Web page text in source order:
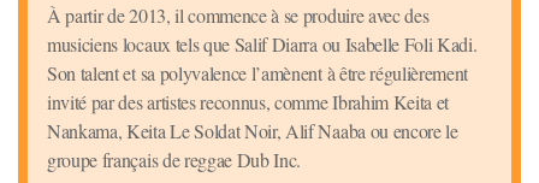
À partir de 2013, il commence à se produire avec des
musiciens locaux tels que Salif Diarra ou Isabelle Foli Kadi.
Son talent et sa polyvalence l’amènent à être régulièrement
invité par des artistes reconnus, comme Ibrahim Keita et
Nankama, Keita Le Soldat Noir, Alif Naaba ou encore le
groupe français de reggae Dub Inc.